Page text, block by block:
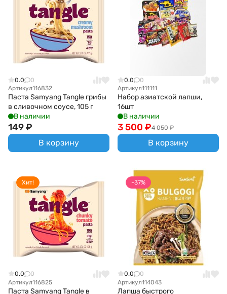
0.0
0
Артикул116832
Паста Samyang Tangle грибы
в сливочном соусе, 105 г
В наличии
149₽
В корзину
0.0
0
Артикул111111
Набор азиатской лапши,
16шт
В наличии
4 050 ₽
3 500 ₽
В корзину
Хит!
0.0
0
Артикул116825
Паста Samyang Tangle в
-37%
0.0
0
Артикул114043
Лапша быстрого